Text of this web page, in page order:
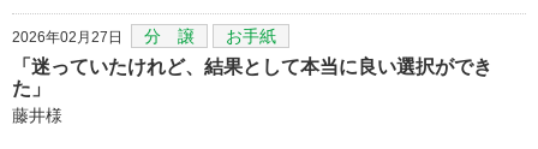
2026年02月27日 分 譲 お手紙
「迷っていたけれど、結果として本当に良い選択ができ
た」
藤井様